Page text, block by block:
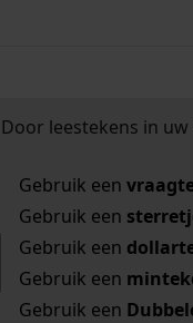
Door leestekens in
Gebruik een
Gebruik een
Gebruik een
Gebruik een
Gebruik een